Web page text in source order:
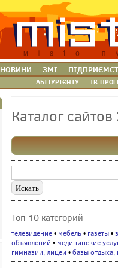
НОВИНИ ЗМІ
АБІТУРІЄНТУ ТВ-
Каталог
Топ 10 категорий
телевидение• мебель• газеты•
объявлений • медицинские
гимназии, лицеи •базы отдыха,